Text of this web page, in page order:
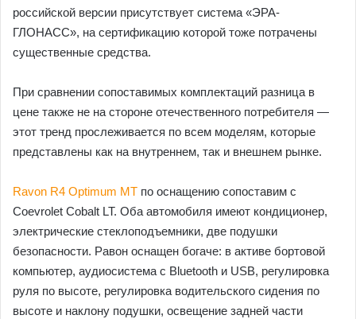
российской версии присутствует система «ЭРА-
ГЛОНАСС», на сертификацию которой тоже потрачены
существенные средства.
При сравнении сопоставимых комплектаций разница в
цене также не на стороне отечественного потребителя —
этот тренд прослеживается по всем моделям, которые
представлены как на внутреннем, так и внешнем рынке.
Ravon R4 Optimum MT по оснащению сопоставим с
Coevrolet Cobalt LT. Оба автомобиля имеют кондиционер,
электрические стеклоподъемники, две подушки
безопасности. Равон оснащен богаче: в активе бортовой
компьютер, аудиосистема с Bluetooth и USB, регулировка
руля по высоте, регулировка водительского сидения по
высоте и наклону подушки, освещение задней части